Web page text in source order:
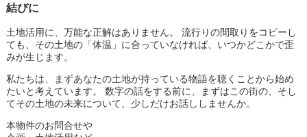
結びに
土地活用に、万能な正解はありません。 流行りの間取りをコピーし
ても、その土地の「体温」に合っていなければ、いつかどこかで歪
みが生じます。
私たちは、まずあなたの土地が持っている物語を聴くことから始め
たいと考えています。 数字の話をする前に、まずはこの街の、そし
てその土地の未来について、少しだけお話ししませんか。
本物件のお問合せや